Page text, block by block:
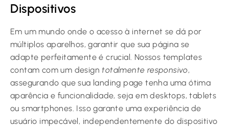
Dispositivos
Em um mundo onde o acesso à internet se dá por
múltiplos aparelhos, garantir que sua página se
adapte perfeitamente é crucial. Nossos templates
contam com um designtotalmente responsivo,
assegurando que sua landing page tenha uma ótima
aparência e funcionalidade, seja em desktops, tablets
ou smartphones. Isso garante uma experiência de
usuário impecável, independentemente do dispositivo